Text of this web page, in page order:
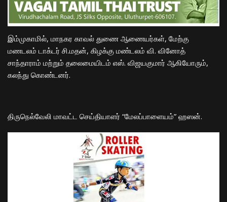
இம்முகாமில், மாநகர காவல் துணை ஆணையர்கள், மேற்கு
மணடலம் டாக்டர் சி.மதன், கிழக்கு மண்டலம் வி. வினோத்
சாந்தாராம் மற்றும் தலைமையிடம் எஸ். விஜயகுமார் ஆகியோரும்,
கலந்து கொண்டனர்.
திருநெல்வேலி மாவட்ட செய்தியாளர் “மேலப்பாளையம்” ஹஸன்.